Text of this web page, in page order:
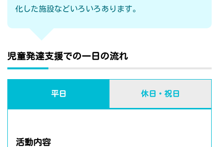
化した施設などいろいろあります。
児童発達支援での一日の流れ
平日 休日・祝日
活動内容